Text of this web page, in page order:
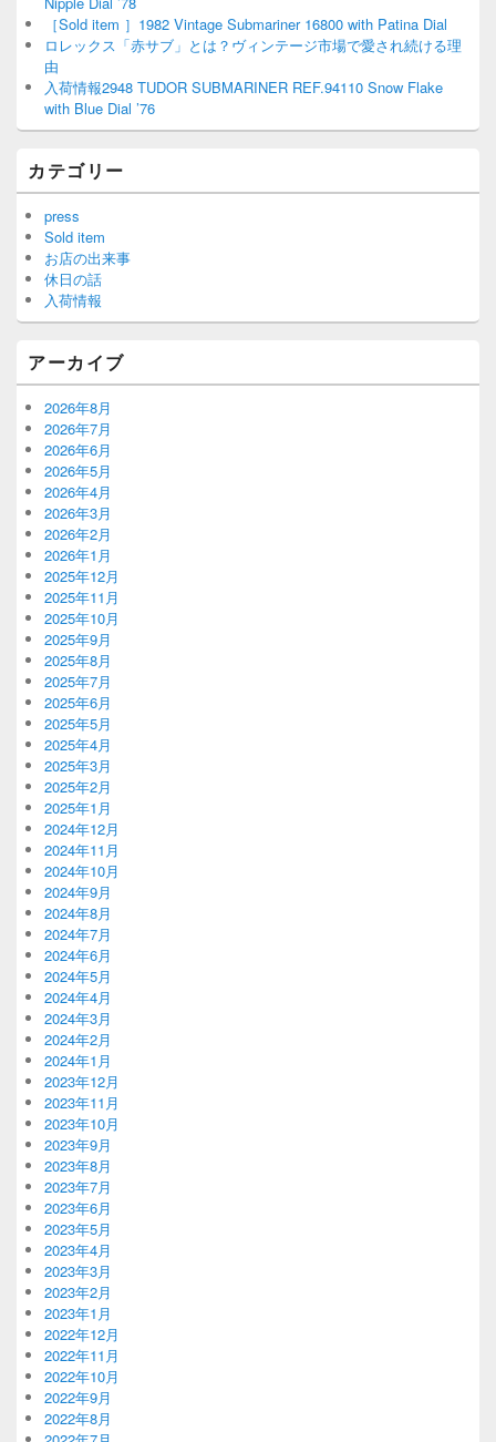
［Sold item ］1982 Vintage Submariner 16800 with Patina Dial
ロレックス「赤サブ」とは？ヴィンテージ市場で愛され続ける理
由
入荷情報2948 TUDOR SUBMARINER REF.94110 Snow Flake
with Blue Dial ’76
カテゴリー
press
Sold item
お店の出来事
休日の話
入荷情報
アーカイブ
2026年8月
2026年7月
2026年6月
2026年5月
2026年4月
2026年3月
2026年2月
2026年1月
2025年12月
2025年11月
2025年10月
2025年9月
2025年8月
2025年7月
2025年6月
2025年5月
2025年4月
2025年3月
2025年2月
2025年1月
2024年12月
2024年11月
2024年10月
2024年9月
2024年8月
2024年7月
2024年6月
2024年5月
2024年4月
2024年3月
2024年2月
2024年1月
2023年12月
2023年11月
2023年10月
2023年9月
2023年8月
2023年7月
2023年6月
2023年5月
2023年4月
2023年3月
2023年2月
2023年1月
2022年12月
2022年11月
2022年10月
2022年9月
2022年8月